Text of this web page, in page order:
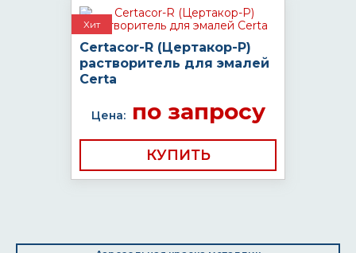
Хит
Certacor-R (Цертакор-Р)
растворитель для эмалей
Certa
Цена:по запросу
КУПИТЬ